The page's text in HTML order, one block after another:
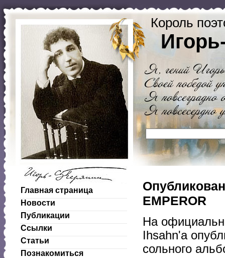
Король
Главная страница
Новости
Публикации
Ссылки
Статьи
Познакомиться
EMPEROR
На
Ihsahn'а
сольного